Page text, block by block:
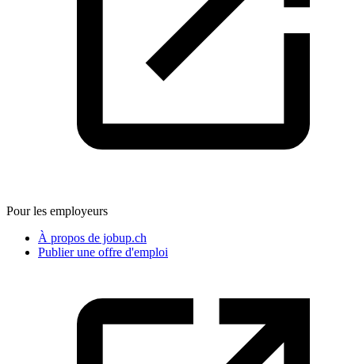
Pour les employeurs
À propos de jobup.ch
Publier une offre d'emploi